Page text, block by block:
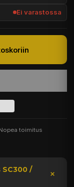
Ei varastossa
toimitus
/